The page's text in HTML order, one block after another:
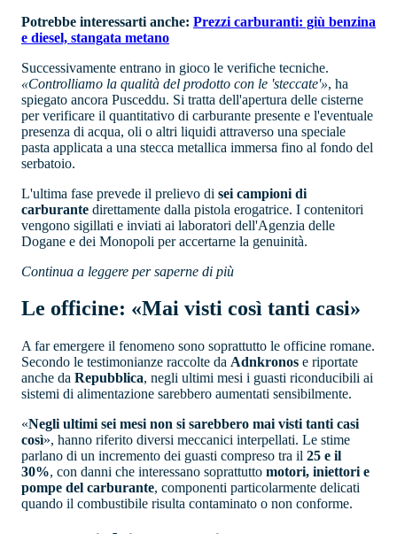
Potrebbe interessarti anche: Prezzi carburanti: giù benzina
e diesel, stangata metano
Successivamente entrano in gioco le verifiche tecniche.
«Controlliamo la qualità del prodotto con le 'steccate'», ha
spiegato ancora Pusceddu. Si tratta dell'apertura delle cisterne
per verificare il quantitativo di carburante presente e l'eventuale
presenza di acqua, oli o altri liquidi attraverso una speciale
pasta applicata a una stecca metallica immersa fino al fondo del
serbatoio.
L'ultima fase prevede il prelievo di sei campioni di
carburante direttamente dalla pistola erogatrice. I contenitori
vengono sigillati e inviati ai laboratori dell'Agenzia delle
Dogane e dei Monopoli per accertarne la genuinità.
Continua a leggere per saperne di più
Le officine: «Mai visti così tanti casi»
A far emergere il fenomeno sono soprattutto le officine romane.
Secondo le testimonianze raccolte da Adnkronos e riportate
anche da Repubblica, negli ultimi mesi i guasti riconducibili ai
sistemi di alimentazione sarebbero aumentati sensibilmente.
«Negli ultimi sei mesi non si sarebbero mai visti tanti casi
così», hanno riferito diversi meccanici interpellati. Le stime
parlano di un incremento dei guasti compreso tra il 25 e il
30%, con danni che interessano soprattutto motori, iniettori e
pompe del carburante, componenti particolarmente delicati
quando il combustibile risulta contaminato o non conforme.